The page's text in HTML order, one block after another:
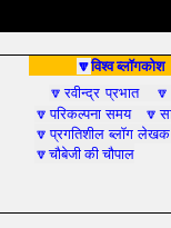
🔽विश्व ब्लॉगकोश
🔽रवीन्द्र प्रभात 🔽
🔽परिकल्पना समय 🔽
🔽प्रगतिशील ब्लॉग
🔽चौबेजी की चौपाल